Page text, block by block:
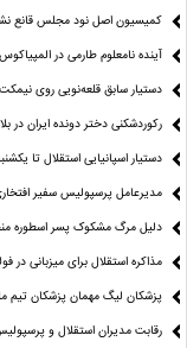
کمیسیون اصل نود مجلس قانع
آینده نامعلوم طارمی در
دستیار سابق قلعه‌نویی روی نیمکت
رکوردشکنی دختر دونده ایران
دستیار اسپانیایی استقلال تا
مدیرعامل پرسپولیس سفیر
دلیل مرگ مشکوک پسر اسطوره
مذاکره استقلال برای میزبانی در
پزشکان لیگ مهمان پزشکان تیم
رقابت مدیران استقلال و